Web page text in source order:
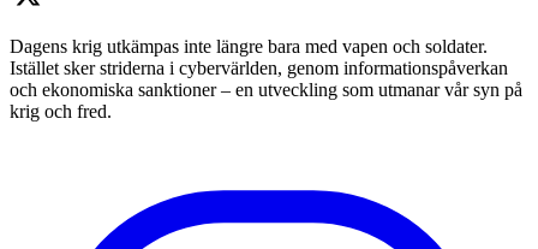
Dagens krig utkämpas inte längre bara med vapen och soldater.
Istället sker striderna i cybervärlden, genom informationspåverkan
och ekonomiska sanktioner – en utveckling som utmanar vår syn på
krig och fred.